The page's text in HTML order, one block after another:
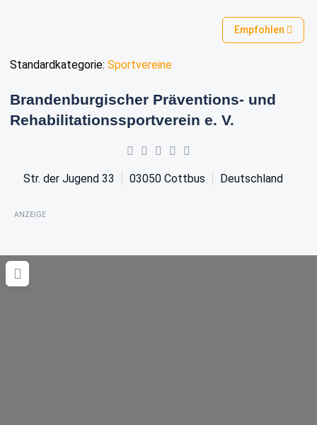
Empfohlen
Standardkategorie: Sportvereine
Brandenburgischer Präventions- und
Rehabilitationssportverein e. V.
Str. der Jugend 33 03050 Cottbus Deutschland
ANZEIGE